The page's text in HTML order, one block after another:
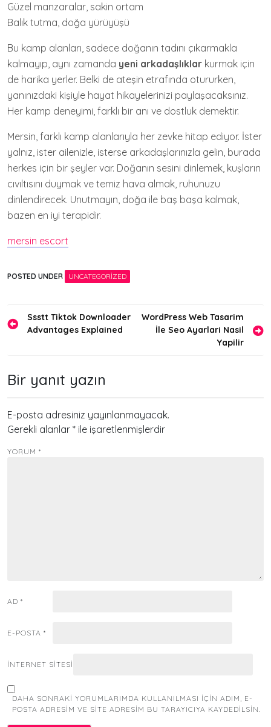
Güzel manzaralar, sakin ortam
Balık tutma, doğa yürüyüşü
Bu kamp alanları, sadece doğanın tadını çıkarmakla
kalmayıp, aynı zamanda yeni arkadaşlıklar kurmak için
de harika yerler. Belki de ateşin etrafında otururken,
yanınızdaki kişiyle hayat hikayelerinizi paylaşacaksınız.
Her kamp deneyimi, farklı bir anı ve dostluk demektir.
Mersin, farklı kamp alanlarıyla her zevke hitap ediyor. İster
yalnız, ister ailenizle, isterse arkadaşlarınızla gelin, burada
herkes için bir şeyler var. Doğanın sesini dinlemek, kuşların
cıvıltısını duymak ve temiz hava almak, ruhunuzu
dinlendirecek. Unutmayın, doğa ile baş başa kalmak,
bazen en iyi terapidir.
mersin escort
POSTED UNDER UNCATEGORIZED
Yazı
gezinmesi
Ssstt Tiktok Downloader
Advantages Explained
WordPress Web Tasarim
İle Seo Ayarlari Nasil
Yapilir
Bir yanıt yazın
E-posta adresiniz yayınlanmayacak.
Gerekli alanlar * ile işaretlenmişlerdir
YORUM *
AD *
E-POSTA *
İNTERNET SITESI
DAHA SONRAKI YORUMLARIMDA KULLANILMASI IÇIN ADIM, E-
POSTA ADRESIM VE SITE ADRESIM BU TARAYICIYA KAYDEDILSIN.